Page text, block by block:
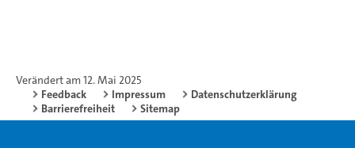
Verändert am 12. Mai 2025
Feedback
Impressum
Datenschutzerklärung
Barrierefreiheit
Sitemap